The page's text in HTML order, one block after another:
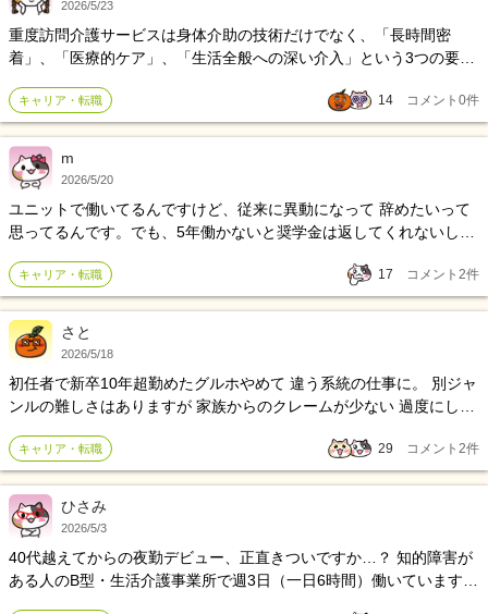
の両立も考えています。 自分自身、子どもの頃に土日に親と出かけ
た思い出が結構あるので、将来的には家族との時間も大事にしたい
なと思っています。 そのこともあって、最近は土日休みのデイサー
ビスや訪問系の仕事にも興味があります。 ただ、デイや訪問になる
と夜勤手当がなくなる分、給料面が下がることも不安です。 彼女も
今は働ける状況ではないので、今の安定を手放すのも正直かなり怖
いです。 「あと2年耐えるべきか」「今動いたほうがいいのか」でず
っと悩んでいます。 同じような経験をした方や、施設からデイ・訪
問に転職した方がいたら、実際どうだったかぜひ教えてほしいで
す。
2026/5/23
重度訪問介護サービスは身体介助の技術だけでなく、「長時間密
着」、「医療的ケア」、「生活全般への深い介入」という3つの要素
キャリア・転職 14 コメント 0件
m
2026/5/20
ユニットで働いてるんですけど、従来に異動になって 辞めたいって
思ってるんです。でも、5年働かないと奨学金は返してくれないし、
ナスもらってやめよかなて思ってるんですけど、残り2年ちょっと頑
張るべきですかね
キャリア・転職 17 コメント 2件
さと
2026/5/18
初任者で新卒10年超勤めたグルホやめて 違う系統の仕事に。 別ジャ
ンルの難しさはありますが 家族からのクレームが少ない 過度にして
事は嫌いではなかったけど 業務外の業務をさせる上司や 仕事を増や
していく上の方針と合わなかった。 ワンオペ夜勤が月８回超えが当
たり前、 体が壊れていくのに耐えられなかった。
キャリア・転職 29 コメント 2件
ひさみ
2026/5/3
40代越えてからの夜勤デビュー、正直きついですか…？ 知的障害が
ある人のB型・生活介護事業所で週3日（一日6時間）働いています。